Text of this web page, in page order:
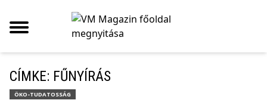
CÍMKE: FŰNYÍRÁS
ÖKO-TUDATOSSÁG